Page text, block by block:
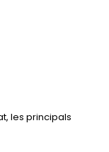
les principals